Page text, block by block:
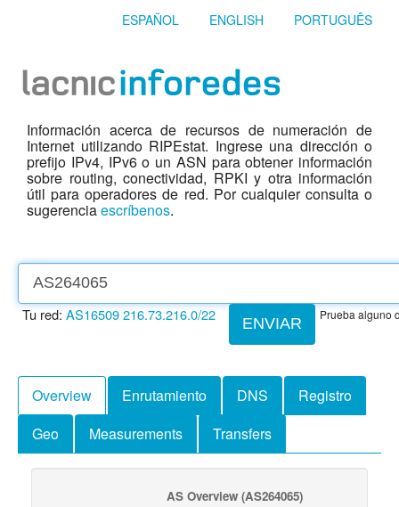
ESPAÑOL ENGLISH PORTUGUÊS
Información acerca de recursos de numeración de
Internet utilizando RIPEstat. Ingrese una dirección o
prefijo IPv4, IPv6 o un ASN para obtener información
sobre routing, conectividad, RPKI y otra información
útil para operadores de red. Por cualquier consulta o
sugerenciaescríbenos.
ENVIAR
Tu red: AS16509216.73.216.0/22 Prueba alguno
Overview Enrutamiento DNS
Registro
Geo
Measurements Transfers
AS Overview (AS264065)